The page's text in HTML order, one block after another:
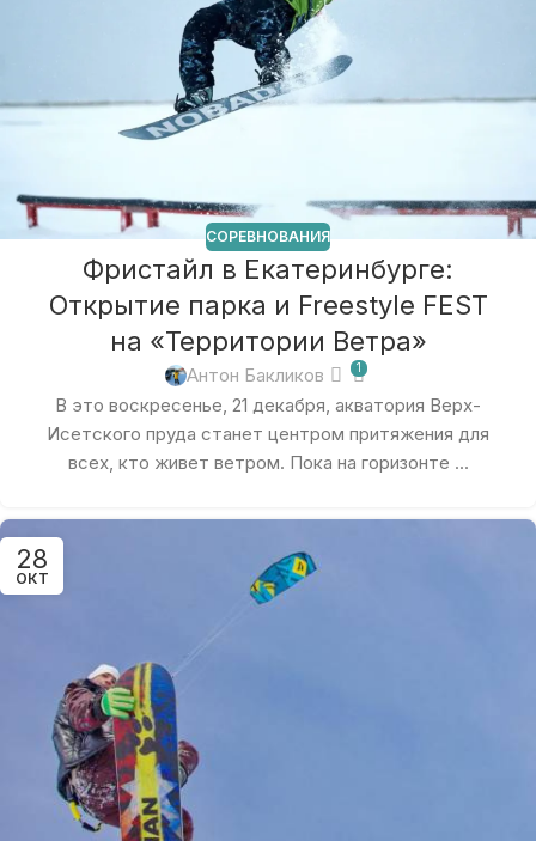
СОРЕВНОВАНИЯ
Фристайл в Екатеринбурге:
Открытие парка и Freestyle FEST
на «Территории Ветра»
Антон Бакликов 1
В это воскресенье, 21 декабря, акватория Верх-
Исетского пруда станет центром притяжения для
всех, кто живет ветром. Пока на горизонте ...
28
ОКТ